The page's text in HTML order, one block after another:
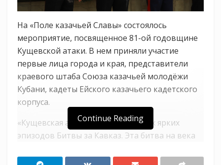
На «Поле казачьей Славы» состоялось
мероприятие, посвященное 81-ой годовщине
Кущевской атаки. В нем приняли участие
первые лица города и края, представители
краевого штаба Союза казачьей молодёжи
Кубани, кадеты Ейского казачьего кадетского
корпуса.
«Кущевская атака — один из самых ярких
эпизодов Битвы за Кавказ. Эта битва на века
войны и в летопись кубанского казачества.
Continue Reading